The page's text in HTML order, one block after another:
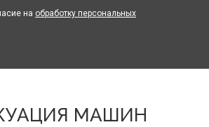
на обработку персональных
МАШИН